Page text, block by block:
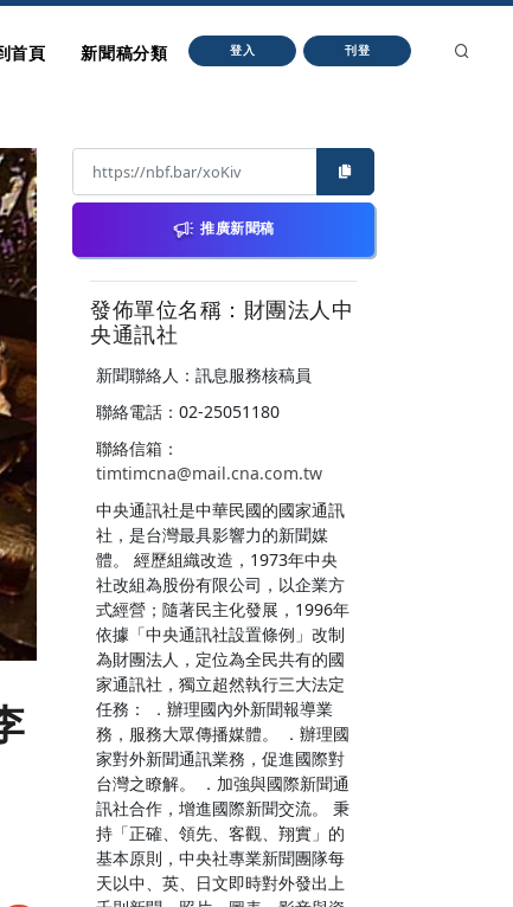
首頁 新聞稿分類 登入 刊登
推廣新聞稿
發佈單位名稱：財團法人中
央通訊社
新聞聯絡人：訊息服務核稿員
聯絡電話：02-25051180
聯絡信箱：
timtimcna@mail.cna.com.tw
中央通訊社是中華民國的國家通訊
社，是台灣最具影響力的新聞媒
體。 經歷組織改造，1973年中央
社改組為股份有限公司，以企業方
式經營；隨著民主化發展，1996年
依據「中央通訊社設置條例」改制
為財團法人，定位為全民共有的國
家通訊社，獨立超然執行三大法定
任務： ．辦理國內外新聞報導業
務，服務大眾傳播媒體。 ．辦理國
家對外新聞通訊業務，促進國際對
台灣之瞭解。 ．加強與國際新聞通
訊社合作，增進國際新聞交流。 秉
持「正確、領先、客觀、翔實」的
基本原則，中央社專業新聞團隊每
天以中、英、日文即時對外發出上